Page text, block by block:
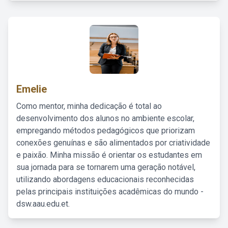
Emelie
Como mentor, minha dedicação é total ao
desenvolvimento dos alunos no ambiente escolar,
empregando métodos pedagógicos que priorizam
conexões genuínas e são alimentados por criatividade
e paixão. Minha missão é orientar os estudantes em
sua jornada para se tornarem uma geração notável,
utilizando abordagens educacionais reconhecidas
pelas principais instituições acadêmicas do mundo -
dsw.aau.edu.et.